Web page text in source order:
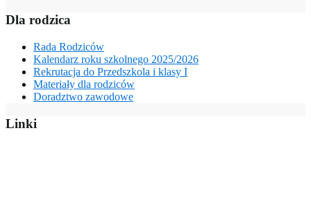
Dla rodzica
Rada Rodziców
Kalendarz roku szkolnego 2025/2026
Rekrutacja do Przedszkola i klasy I
Materiały dla rodziców
Doradztwo zawodowe
Linki